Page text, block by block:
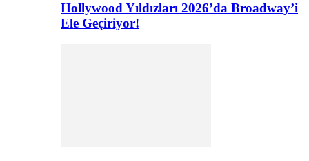
Hollywood Yıldızları 2026’da Broadway’i
Ele Geçiriyor!